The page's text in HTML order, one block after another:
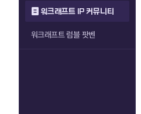
워크래프트 IP 커뮤니티
워크래프트 럼블 팟벤